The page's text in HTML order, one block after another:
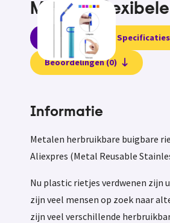
Metalen
Informatie Specificaties
Beoordelingen (0)
Informatie
Metalen herbruikbare buigbare
Aliexpres (Metal Reusable
Nu plastic rietjes verdwenen zijn
zijn veel mensen op zoek naar
zijn veel verschillende